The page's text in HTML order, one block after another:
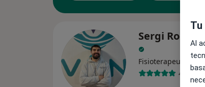
Sergi
Fisioterapeuta ·
40
Al